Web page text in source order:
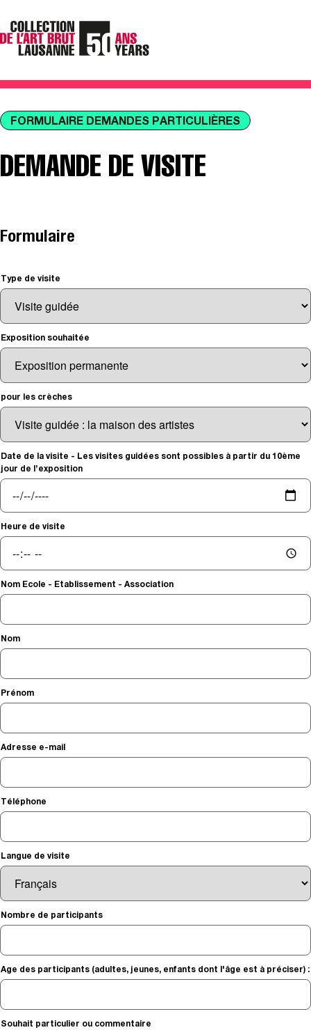
FORMULAIRE DEMANDES PARTICULIÈRES
DEMANDE DE VISITE
Formulaire
Type de visite
Exposition souhaitée
pour les crèches
Date de la visite - Les visites guidées sont possibles à partir du 10ème
jour de l’exposition
Heure de visite
Nom Ecole - Etablissement - Association
Nom
Prénom
Adresse e-mail
Téléphone
Langue de visite
Nombre de participants
Age des participants (adultes, jeunes, enfants dont l'âge est à préciser) :
Souhait particulier ou commentaire